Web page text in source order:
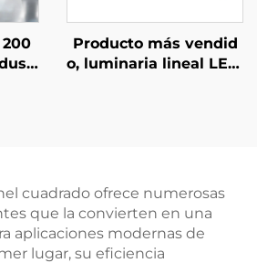
Producto más vendid
o, luminaria lineal LED,
cuadrado ofrece numerosas
que la convierten en una
aplicaciones modernas de
lugar, su eficiencia